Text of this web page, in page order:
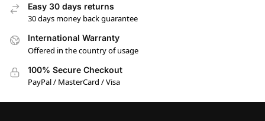
Easy 30 days returns
30 days money back guarantee
International Warranty
Offered in the country of usage
100% Secure Checkout
PayPal / MasterCard / Visa